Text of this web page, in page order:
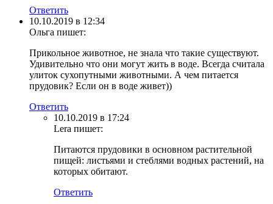
Ответить
10.10.2019 в 12:34
Ольга пишет:
Прикольное животное, не знала что такие существуют.
Удивительно что они могут жить в воде. Всегда считала
улиток сухопутными животными. А чем питается
прудовик? Если он в воде живет))
Ответить
10.10.2019 в 17:24
Lera пишет:
Питаются прудовики в основном растительной
пищей: листьями и стеблями водных растений, на
которых обитают.
Ответить